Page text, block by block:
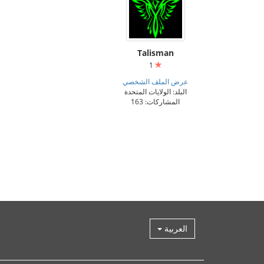
Talisman
عرض الملف الشخصي
البلد: الولايات المتحدة
المشاركات: 163
العربية